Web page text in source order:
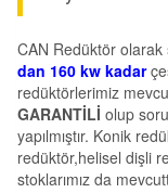
CAN Redüktör olarak
dan 160 kw kadar
redüktörlerimiz
GARANTİLİ olup
yapılmıştır. Konik
redüktör,helisel dişli
stoklarımız da